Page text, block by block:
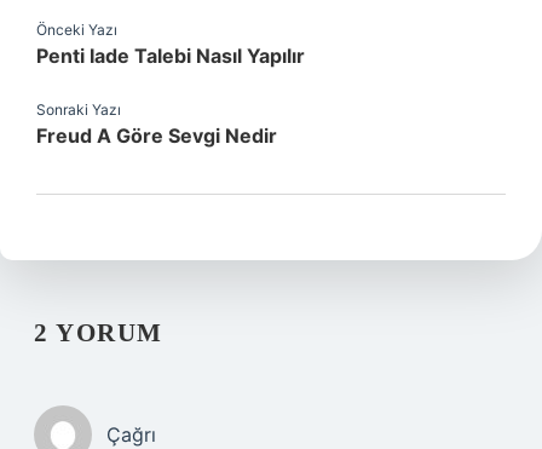
Önceki Yazı
Penti Iade Talebi Nasıl Yapılır
Sonraki Yazı
Freud A Göre Sevgi Nedir
2 YORUM
Çağrı